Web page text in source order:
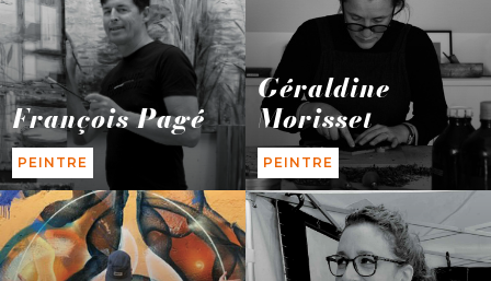
François Pagé
PEINTRE
Géraldine
Morisset
PEINTRE